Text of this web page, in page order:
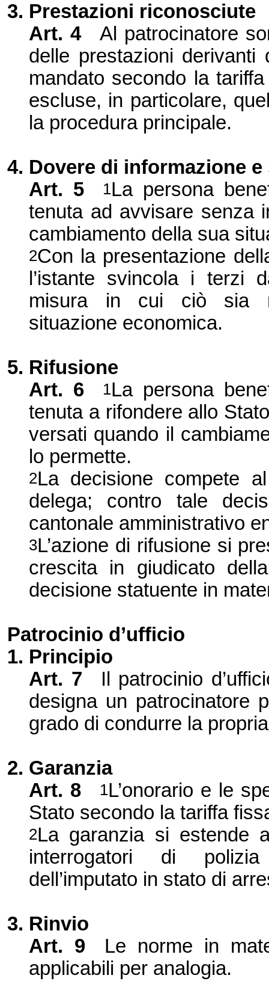
3. Prestazioni riconosciute
Art. 4
Al patrocinatore
delle prestazioni derivanti
mandato secondo la
escluse, in particolare,
la procedura principale.
4. Dovere di informazione
Art. 5
1La persona
tenuta ad avvisare senza
cambiamento della sua
2Con la presentazione
l’istante svincola i terzi
misura in cui ciò sia
situazione economica.
5. Rifusione
Art. 6
1La persona
tenuta a rifondere allo
versati quando il
lo permette.
2La decisione compete
delega; contro tale
cantonale amministrativo
3L’azione di rifusione si
crescita in giudicato
decisione statuente in
Patrocinio d’ufficio
1. Principio
Art. 7
Il patrocinio
designa un patrocinatore
grado di condurre la
2. Garanzia
Art. 8
1L’onorario e le
Stato secondo la tariffa
2La garanzia si estende
interrogatori di
dell’imputato in stato di
3. Rinvio
Art. 9
Le norme in
applicabili per analogia.